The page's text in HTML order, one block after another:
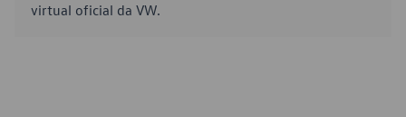
virtual oficial da VW.